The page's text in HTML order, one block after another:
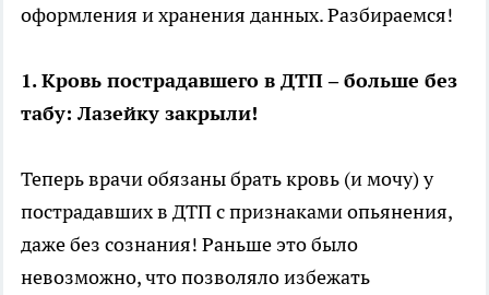
оформления и хранения данных. Разбираемся!
1. Кровь пострадавшего в ДТП – больше без
табу: Лазейку закрыли!
Теперь врачи обязаны брать кровь (и мочу) у
пострадавших в ДТП с признаками опьянения,
даже без сознания! Раньше это было
невозможно, что позволяло избежать